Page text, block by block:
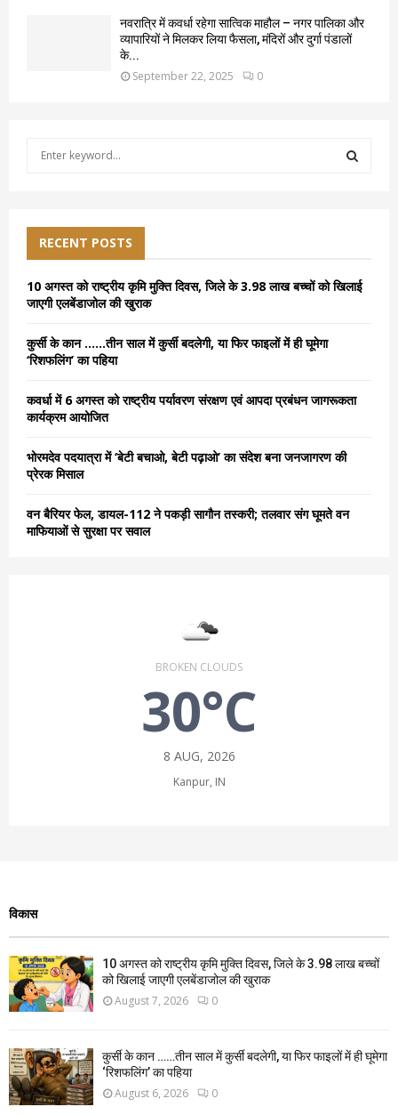
नवरात्रि में कवर्धा रहेगा सात्विक माहौल – नगर पालिका और
व्यापारियों ने मिलकर लिया फैसला, मंदिरों और दुर्गा पंडालों
के...
September 22, 2025 0
f
o
r
RECENT POSTS
10 अगस्त को राष्ट्रीय कृमि मुक्ति दिवस, जिले के 3.98 लाख बच्चों को खिलाई
जाएगी एलबेंडाजोल की खुराक
कुर्सी के कान ……तीन साल में कुर्सी बदलेगी, या फिर फाइलों में ही घूमेगा
‘रिशफलिंग’ का पहिया
कवर्धा में 6 अगस्त को राष्ट्रीय पर्यावरण संरक्षण एवं आपदा प्रबंधन जागरूकता
कार्यक्रम आयोजित
भोरमदेव पदयात्रा में ‘बेटी बचाओ, बेटी पढ़ाओ’ का संदेश बना जनजागरण की
प्रेरक मिसाल
वन बैरियर फेल, डायल-112 ने पकड़ी सागौन तस्करी; तलवार संग घूमते वन
माफियाओं से सुरक्षा पर सवाल
BROKEN CLOUDS
30°C
8 AUG, 2026
Kanpur, IN
विकास
10 अगस्त को राष्ट्रीय कृमि मुक्ति दिवस, जिले के 3.98 लाख बच्चों
को खिलाई जाएगी एलबेंडाजोल की खुराक
August 7, 2026 0
कुर्सी के कान ……तीन साल में कुर्सी बदलेगी, या फिर फाइलों में ही घूमेगा
‘रिशफलिंग’ का पहिया
August 6, 2026 0